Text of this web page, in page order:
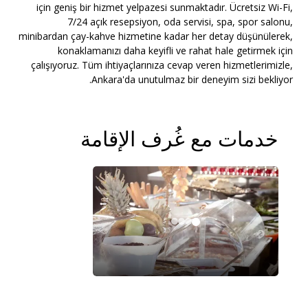
için geniş bir hizmet yelpazesi sunmaktadır. Ücretsiz Wi-Fi,
7/24 açık resepsiyon, oda servisi, spa, spor salonu,
minibardan çay-kahve hizmetine kadar her detay düşünülerek,
konaklamanızı daha keyifli ve rahat hale getirmek için
çalışıyoruz. Tüm ihtiyaçlarınıza cevap veren hizmetlerimizle,
Ankara'da unutulmaz bir deneyim sizi bekliyor.
خدمات مع غُرف الإقامة